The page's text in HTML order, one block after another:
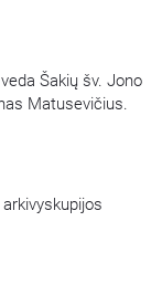
Šakių šv. Jono
Matusevičius.